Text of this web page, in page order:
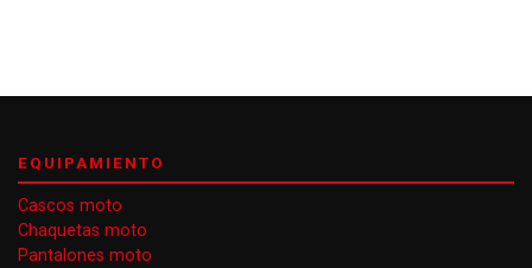
EQUIPAMIENTO
Cascos moto
Chaquetas moto
Pantalones moto